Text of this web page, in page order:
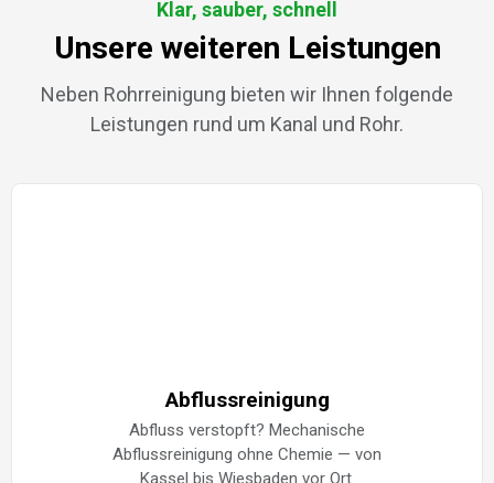
Klar, sauber, schnell
Unsere weiteren Leistungen
Neben Rohrreinigung bieten wir Ihnen folgende
Leistungen rund um Kanal und Rohr.
Abflussreinigung
Abfluss verstopft? Mechanische
Abflussreinigung ohne Chemie — von
Kassel bis Wiesbaden vor Ort.